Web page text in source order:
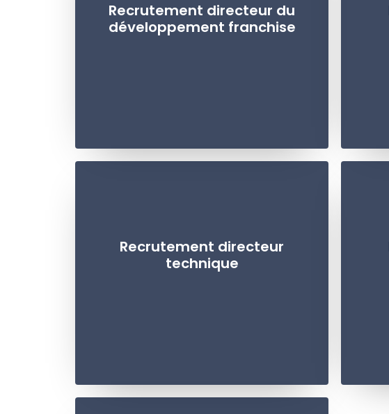
Recrutement directeur du
développement franchise
Recrutement directeur
technique